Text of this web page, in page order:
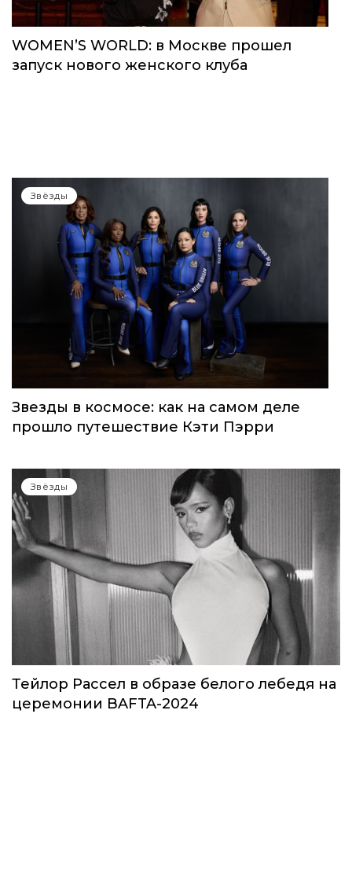
WOMEN’S WORLD: в Москве прошел
запуск нового женского клуба
Звёзды
Звезды в космосе: как на самом деле
прошло путешествие Кэти Пэрри
Звёзды
Тейлор Рассел в образе белого лебедя на
церемонии BAFTA-2024